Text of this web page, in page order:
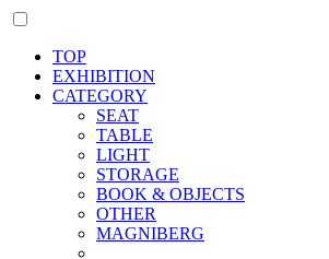
TOP
EXHIBITION
CATEGORY
SEAT
TABLE
LIGHT
STORAGE
BOOK & OBJECTS
OTHER
MAGNIBERG